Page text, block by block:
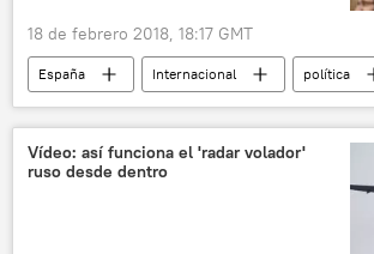
18 de febrero 2018, 18:17 GMT
España Internacional
política
Cataluña
Suiza
Anna Gabriel
CUP
independencia
persecución
noticias
Vídeo: así funciona el 'radar volador'
ruso desde dentro